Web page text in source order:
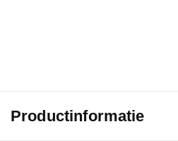
Productinformatie